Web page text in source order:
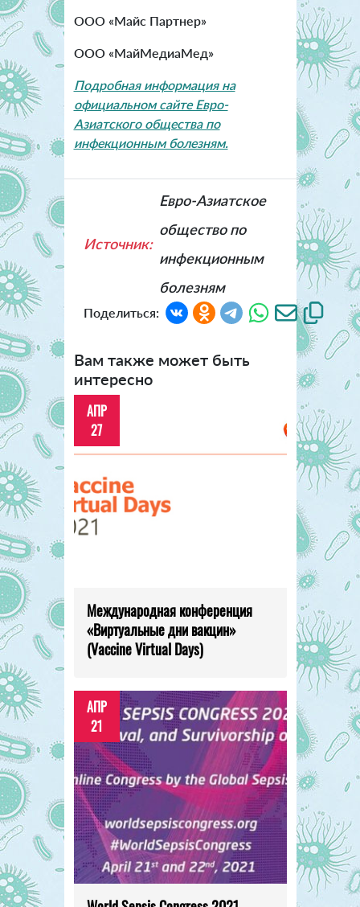
ООО «Майс Партнер»
ООО «МайМедиаМед»
Подробная информация на
официальном сайте Евро-
Азиатского общества по
инфекционным болезням.
Источник:
Евро-Азиатское
общество по
инфекционным
болезням
Поделиться:
Вам также может быть
интересно
АПР
27
Международная конференция
«Виртуальные дни вакцин»
(Vaccine Virtual Days)
АПР
21